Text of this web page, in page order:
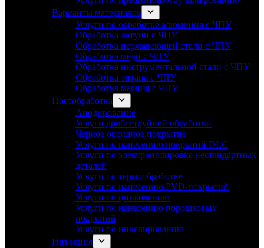
Варианты материалов
Услуги по обработке алюминия с ЧПУ
Обработка латуни с ЧПУ
Обработка нержавеющей стали с ЧПУ
Обработка меди с ЧПУ
Обработка инструментальной стали с ЧПУ
Обработка титана с ЧПУ
Обработка магния с ЧПУ
Постобработка
Анодирование
Услуги дробеструйной обработки
Черное оксидное покрытие
Услуги по нанесению покрытий DLC
Услуги по электрополировке нестандартных
деталей
Услуги по термообработке
Услуги по нанесению PVD-покрытий
Услуги по цинкованию
Услуги по нанесению порошковых
покрытий
Услуги по никелированию
Инъекция